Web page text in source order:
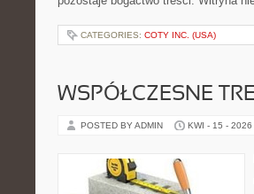
CATEGORIES: COTY INC. (USA)
WSPÓŁCZESNE
POSTED BY ADMIN KWI - 15 - 2026